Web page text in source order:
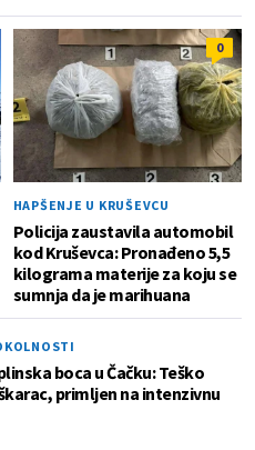
0
HAPŠENJE U KRUŠEVCU
Policija zaustavila automobil
kod Kruševca: Pronađeno 5,5
kilograma materije za koju se
sumnja da je marihuana
boca u Čačku: Teško
primljen na intenzivnu